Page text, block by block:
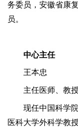
务委员，安徽省康
员。
中心主任
王本忠
主任医师、教
现任中国科学
医科大学外科学教